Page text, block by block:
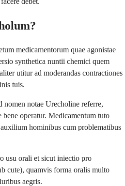
medicamentorum quae agonistae
synthetica nuntii chemici quem
utitur ad moderandas contractiones
tuis.
nomen notae Urecholine referre,
bene operatur. Medicamentum tuto
hominibus cum problematibus
usu orali et sicut iniectio pro
cute), quamvis forma oralis multo
aegris.